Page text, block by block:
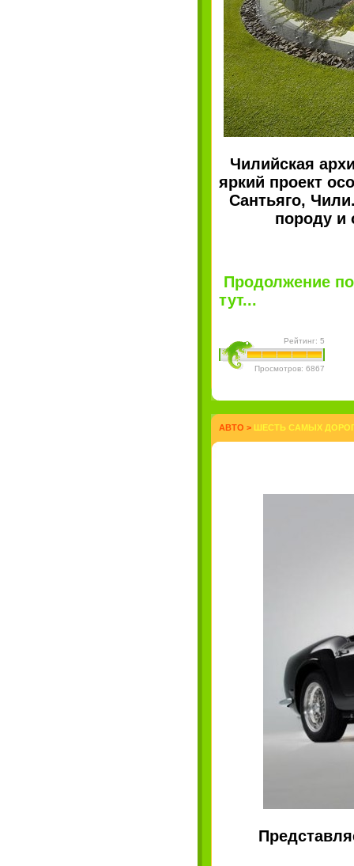
Чилийская
яркий проект
Сантьяго,
породу и
Продолжение
тут...
Рейтинг: 5
Просмотров: 6867
АВТО > ШЕСТЬ САМЫХ